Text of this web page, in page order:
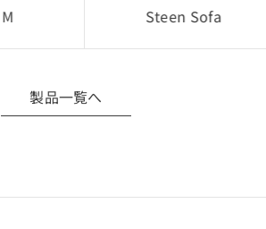
Steen Sofa
製品一覧へ
いて
どにより、CADデータは予告なく
要な場合は当社へお問い合わせ